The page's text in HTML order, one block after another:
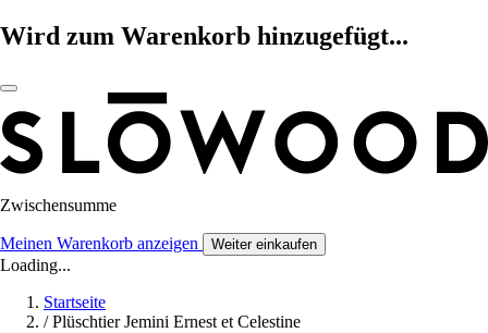
Wird zum Warenkorb hinzugefügt...
Zwischensumme
Meinen Warenkorb anzeigen Weiter einkaufen
Loading...
Startseite
/ Plüschtier Jemini Ernest et Celestine